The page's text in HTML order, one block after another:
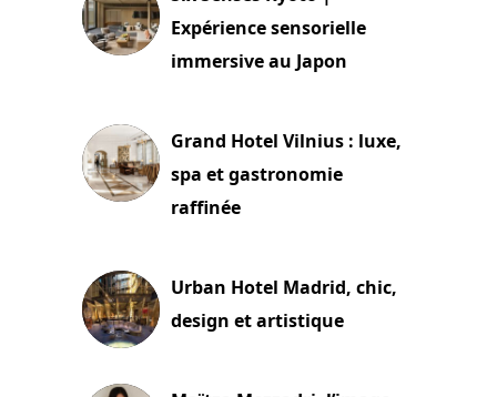
Expérience sensorielle
immersive au Japon
Grand Hotel Vilnius : luxe,
spa et gastronomie
raffinée
Urban Hotel Madrid, chic,
design et artistique